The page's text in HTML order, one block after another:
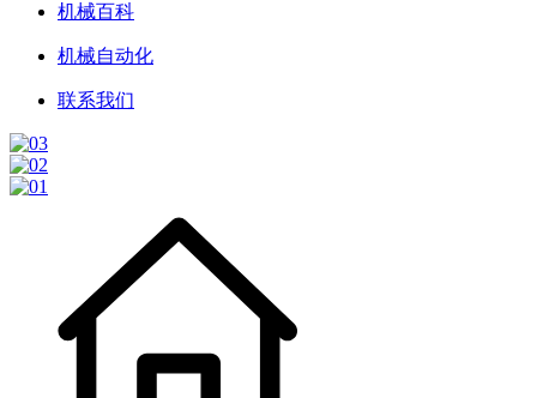
机械百科
机械自动化
联系我们